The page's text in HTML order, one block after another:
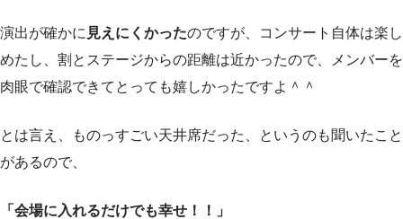
演出が確かに 見えにくかったのですが、コンサート自体は楽し
めたし、割とステージからの距離は近かったので、メンバーを
肉眼で確認できてとっても嬉しかったですよ＾＾
とは言え、ものっすごい天井席だった、というのも聞いたこと
があるので、
「会場に入れるだけでも幸せ！！」